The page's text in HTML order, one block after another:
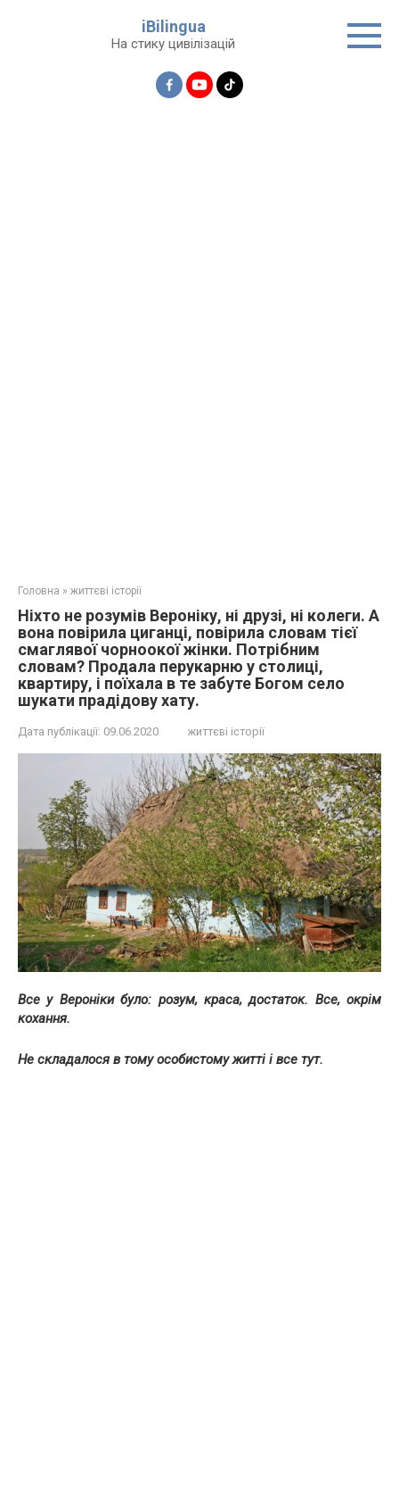
iBilingua
На стику цивілізацій
Головна » життєві історії
Ніхто не розумів Вероніку, ні друзі, ні колеги. А
вона повірила циганці, повірила словам тієї
смаглявої чорноокої жінки. Потрібним
словам? Продала перукарню у столиці,
квартиру, і поїхала в те забуте Богом село
шукати прадідову хату.
Дата публікації: 09.06.2020 життєві історії
Все у Вероніки було: розум, краса, достаток. Все, окрім
кохання.
Не складалося в тому особистому житті і все тут.